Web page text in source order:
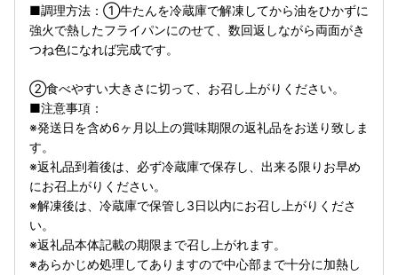
■調理方法：①牛たんを冷蔵庫で解凍してから油をひかずに
強火で熱したフライパンにのせて、数回返しながら両面がき
つね色になれば完成です。
②食べやすい大きさに切って、お召し上がりください。
■注意事項：
※発送日を含め6ヶ月以上の賞味期限の返礼品をお送り致しま
す。
※返礼品到着後は、必ず冷蔵庫で保存し、出来る限りお早め
にお召上がりください。
※解凍後は、冷蔵庫で保管し3日以内にお召し上がりくださ
い。
※返礼品本体記載の期限まで召し上がれます。
※あらかじめ処理してありますので中心部まで十分に加熱し